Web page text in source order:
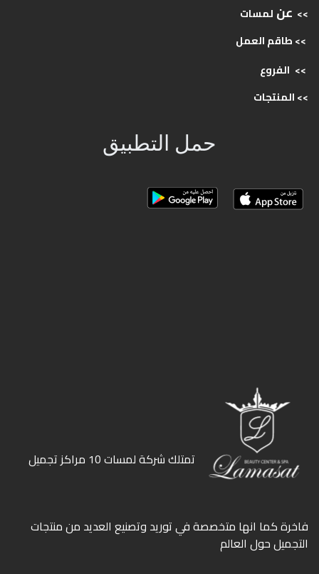
>> عن لمسات
>> طاقمالعمل
>> الفروع
>>المنتجات
حمل التطبيق
ﺗﻤﺘﻠﻚ ﺷﺮﻛﺔ ﻟﻤﺴﺎت 10 ﻣﺮاﻛﺰ ﺗﺠﻤﻴﻞ
ﻓﺎﺧﺮة كما انها ﻣﺘﺨﺼﺼﺔ ﻓﻲ ﺗﻮرﻳﺪ وﺗﺼﻨﻴﻊ اﻟﻌﺪﻳﺪ ﻣﻦ ﻣﻨﺘﺠﺎت
اﻟﺘﺠﻤﻴﻞ ﺣﻮل اﻟﻌﺎﻟﻢ